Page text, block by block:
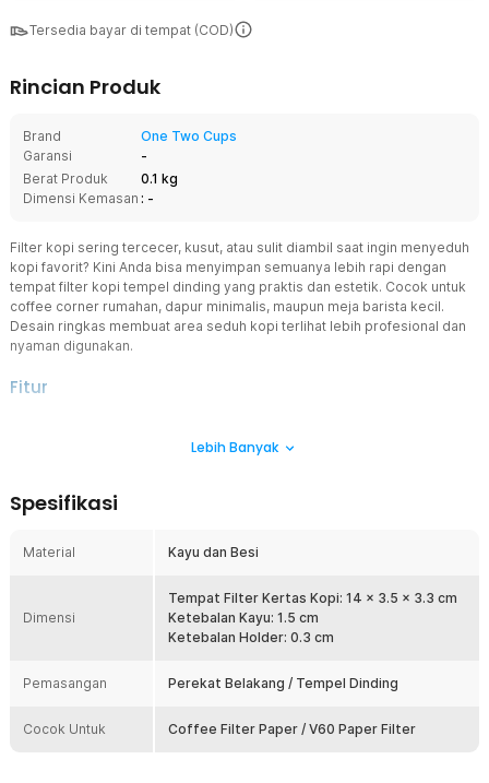
Tersedia bayar di tempat (COD)
Rincian Produk
Brand
One Two Cups
Garansi
-
Berat Produk
0.1 kg
Dimensi Kemasan : -
Filter kopi sering tercecer, kusut, atau sulit diambil saat ingin menyeduh
kopi favorit? Kini Anda bisa menyimpan semuanya lebih rapi dengan
tempat filter kopi tempel dinding yang praktis dan estetik. Cocok untuk
coffee corner rumahan, dapur minimalis, maupun meja barista kecil.
Desain ringkas membuat area seduh kopi terlihat lebih profesional dan
nyaman digunakan.
Fitur
Tempat filter kopi ini hadir dengan kombinasi material kayu dan
brew corner Anda. Selain fungsional, holder ini juga meningkatkan
Hemat Ruang dengan Sistem Tempel Dinding
sehingga meja tetap lega. Sangat cocok untuk ruangan kecil atau
area seduh kopi yang terbatas. Dengan holder filter kopi ini,
perlengkapan kopi tetap mudah dijangkau tanpa memakan tempat.
Bagian belakang sudah dilengkapi perekat sehingga pemasangan
tempel holder pada area yang diinginkan. Solusi cepat bagi
Lebih Banyak
Spesifikasi
Material Kayu dan Besi
Dimensi
Tempat Filter Kertas Kopi: 14 x 3.5 x 3.3 cm
Ketebalan Kayu: 1.5 cm
Ketebalan Holder: 0.3 cm
Pemasangan Perekat Belakang / Tempel Dinding
Cocok Untuk Coffee Filter Paper / V60 Paper Filter